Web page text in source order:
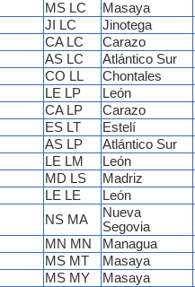
MS LC Masaya
JI LC Jinotega
CA LC Carazo
AS LC Atlántico Sur
CO LL Chontales
LE LP León
CA LP Carazo
ES LT Estelí
AS LP Atlántico Sur
LE LM León
MD LS Madriz
LE LE León
NS MA
Nueva
Segovia
MN MN Managua
MS MT Masaya
MS MY Masaya